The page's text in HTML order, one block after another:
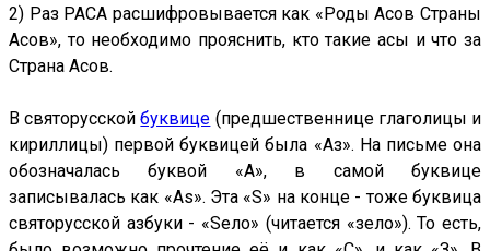
2) Раз РАСА расшифровывается как «Роды Асов Страны
Асов», то необходимо прояснить, кто такие асы и что за
Страна Асов.
В святорусскойбуквице (предшественнице глаголицы и
кириллицы) первой буквицей была «Аз». На письме она
обозначалась буквой «А», в самой буквице
записывалась как «Аs». Эта «S» на конце - тоже буквица
святорусской азбуки - «Sело» (читается «зело»). То есть,